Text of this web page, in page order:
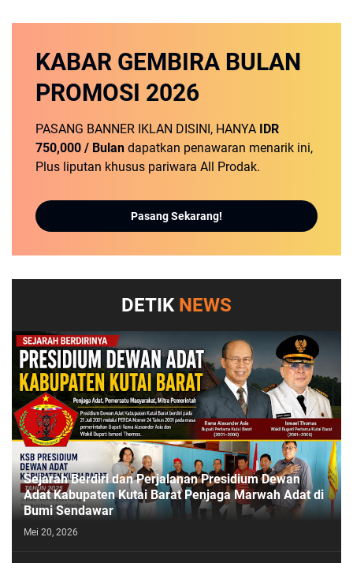
KABAR GEMBIRA BULAN
PROMOSI 2026
PASANG BANNER IKLAN DISINI, HANYA
IDR
750,000 / Bulan dapatkan penawaran menarik ini,
Plus liputan khusus pariwara All Prodak.
Pasang Sekarang!
DETIK NEWS
Sejarah Berdiri dan Perjalanan Presidium Dewan
Adat Kabupaten Kutai Barat Penjaga Marwah Adat di
Bumi Sendawar
Mei 20, 2026